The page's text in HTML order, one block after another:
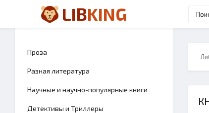
LIBKING
Проза
Разная литература
Научные и научно-популярные книги
Детективы и Триллеры